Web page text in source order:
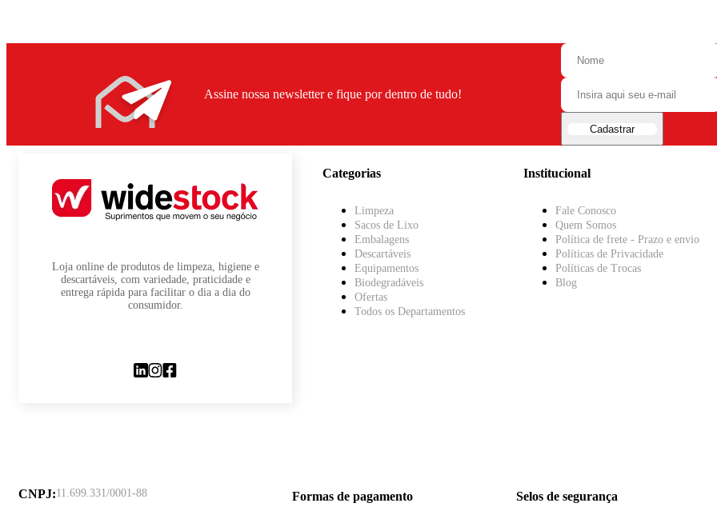
Assine nossa newsletter e fique por dentro de tudo!
Cadastrar
Loja online de produtos de limpeza, higiene e
descartáveis, com variedade, praticidade e
entrega rápida para facilitar o dia a dia do
consumidor.
Categorias
Limpeza
Sacos de Lixo
Embalagens
Descartáveis
Equipamentos
Biodegradáveis
Ofertas
Todos os Departamentos
Institucional
Fale Conosco
Quem Somos
Política de frete - Prazo e envio
Políticas de Privacidade
Políticas de Trocas
Blog
CNPJ:11.699.331/0001-88 Formas de pagamento Selos de segurança